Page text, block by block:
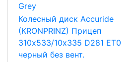
Grey
Колесный диск Accuride
(KRONPRINZ) Прицеп
310х533/10х335 D281 ET0
черный без вент.